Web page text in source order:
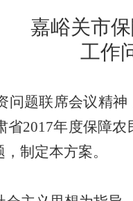
嘉峪关市
工作
问题联席会议精
省2017年度保障农
制定本方案。